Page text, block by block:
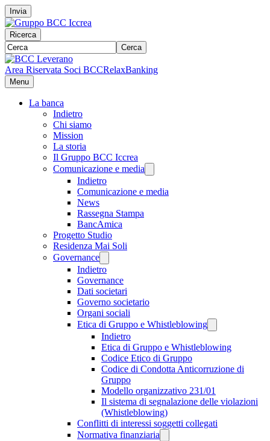
Invia
Ricerca
Cerca
Area Riservata Soci BCCRelaxBanking
Menu
La banca
Indietro
Chi siamo
Mission
La storia
Il Gruppo BCC Iccrea
Comunicazione e media
Indietro
Comunicazione e media
News
Rassegna Stampa
BancAmica
Progetto Studio
Residenza Mai Soli
Governance
Indietro
Governance
Dati societari
Governo societario
Organi sociali
Etica di Gruppo e Whistleblowing
Indietro
Etica di Gruppo e Whistleblowing
Codice Etico di Gruppo
Codice di Condotta Anticorruzione di
Gruppo
Modello organizzativo 231/01
Il sistema di segnalazione delle violazioni
(Whistleblowing)
Conflitti di interessi soggetti collegati
Normativa finanziaria